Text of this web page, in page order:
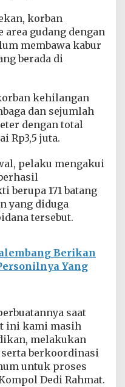
korban
area gudang dengan
membawa kabur
berada di
kehilangan
dan sejumlah
dengan total
Rp3,5 juta.
pelaku mengakui
berupa 171 batang
yang diduga
tersebut.
Berikan
Yang
saat
ini kami masih
melakukan
berkoordinasi
untuk proses
Dedi Rahmat.